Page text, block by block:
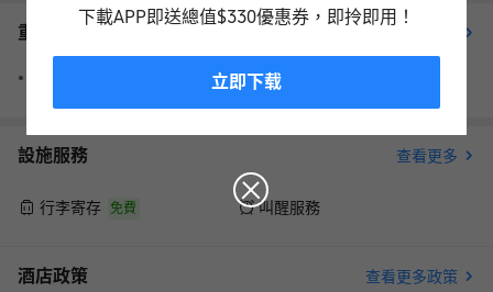
下載APP即送總值$330優惠券，即拎即用！
立即下载
重要資訊
2025年起，因應環保政策，所有旅宿不再提供一次性備品。
設施服務 查看更多
行李寄存 免費 叫醒服務
酒店政策 查看更多政策